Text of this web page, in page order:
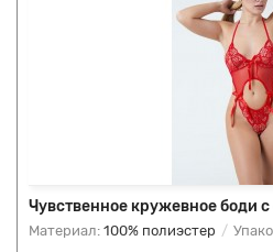
Чувственное кружевное боди
Материал: 100% полиэстер